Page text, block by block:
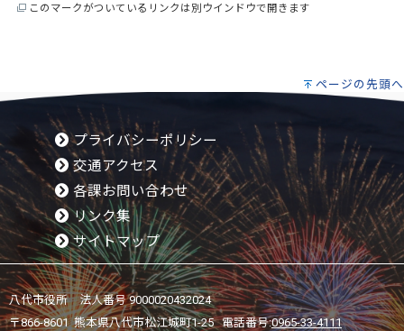
このマークがついているリンクは別ウインドウで開きます
ページの先頭へ
プライバシーポリシー
交通アクセス
各課お問い合わせ
リンク集
サイトマップ
八代市役所 法人番号 9000020432024
〒866-8601 熊本県八代市松江城町1-25 電話番号:0965-33-4111